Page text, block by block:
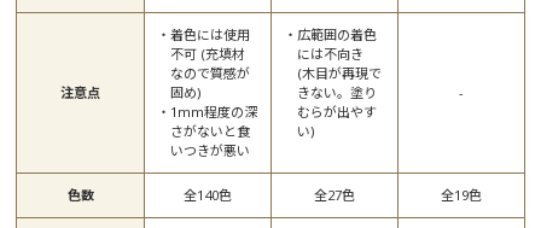
注意点
着色には使用
不可 (充填材
なので質感が
固め)
1mm程度の深
さがないと食
いつきが悪い
広範囲の着色
には不向き
(木目が再現で
きない。塗り
むらが出やす
い)
-
色数 全140色 全27色 全19色